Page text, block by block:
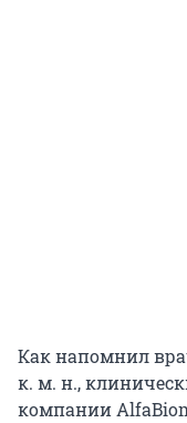
Как напомнил
к. м. н.,
компании